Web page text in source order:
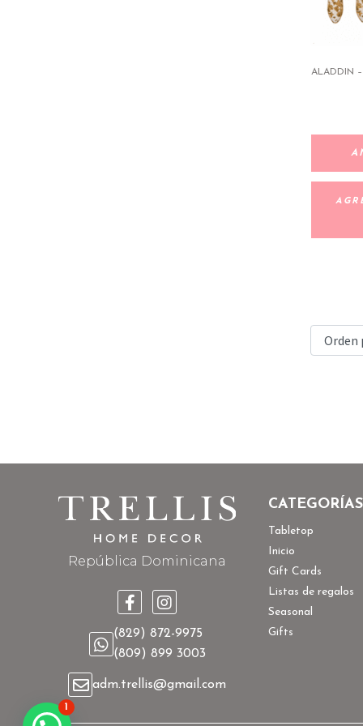
ALADDIN –
República Dominicana
(829) 872-9975
(809) 899 3003
adm.trellis@gmail.com
CATEGORÍAS
Tabletop
Inicio
Gift Cards
Listas de regalos
Seasonal
Gifts
1